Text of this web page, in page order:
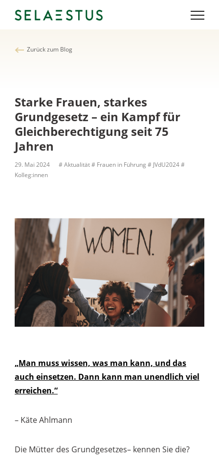
Zurück zum Blog
Starke Frauen, starkes
Grundgesetz – ein Kampf für
Gleichberechtigung seit 75
Jahren
29. Mai 2024 # Aktualität# Frauen in Führung # JVdU2024#
Kolleg:innen
„Man muss wissen, was man kann, und das
auch einsetzen. Dann kann man unendlich viel
erreichen.“
– Käte Ahlmann
Die Mütter des Grundgesetzes– kennen Sie die?